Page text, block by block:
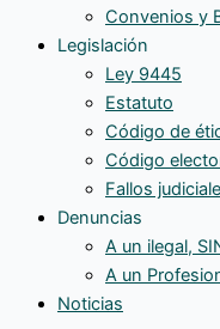
Convenios y
Legislación
Ley 9445
Estatuto
Código de
Código
Fallos
Denuncias
A un ilegal,
A un
Noticias